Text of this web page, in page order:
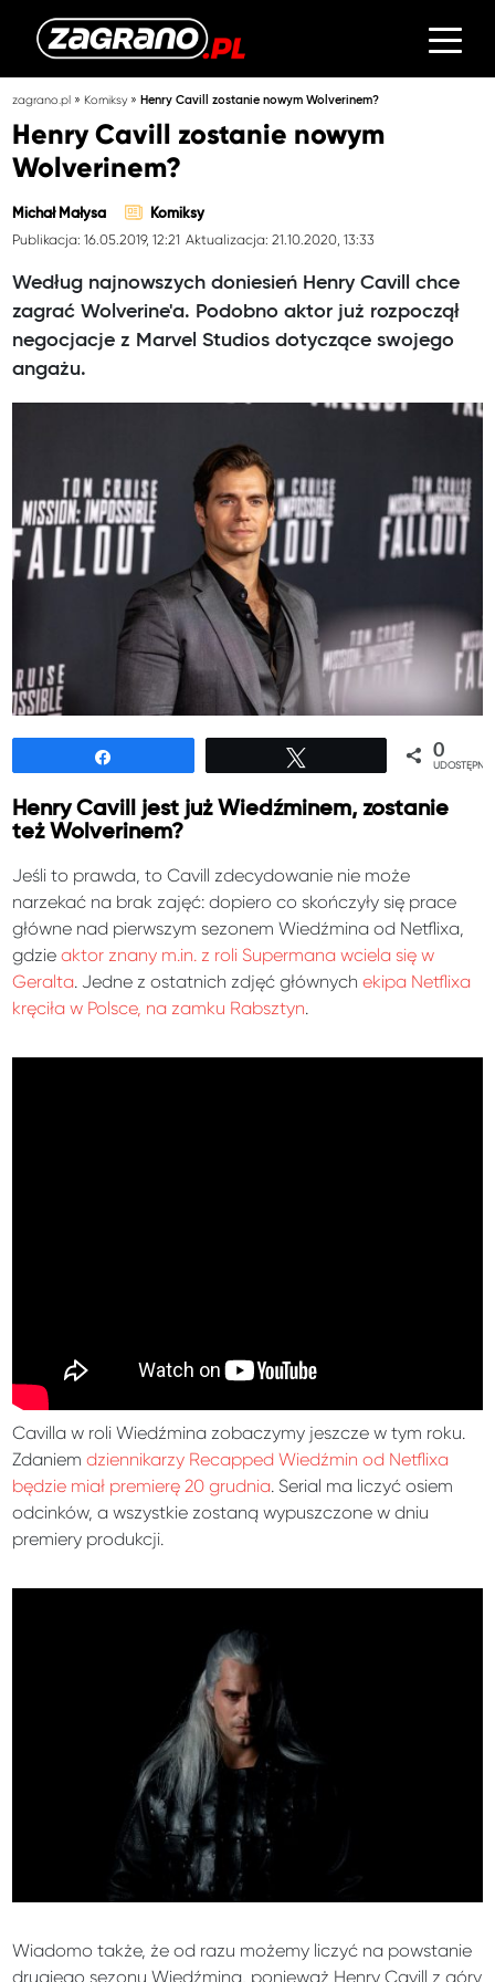
zagrano.pl » Komiksy»Henry Cavill zostanie nowym Wolverinem?
Henry Cavill zostanie nowym
Wolverinem?
Michał Małysa Komiksy
Publikacja: 16.05.2019, 12:21 Aktualizacja: 21.10.2020, 13:33
Według najnowszych doniesień Henry Cavill chce
zagrać Wolverine'a. Podobno aktor już rozpoczął
negocjacje z Marvel Studios dotyczące swojego
angażu.
0
Henry Cavill jest już Wiedźminem, zostanie
też Wolverinem?
Jeśli to prawda, to Cavill zdecydowanie nie może
narzekać na brak zajęć: dopiero co skończyły się prace
główne nad pierwszym sezonem Wiedźmina od Netflixa,
gdzieaktor znany m.in. z roli Supermana wciela się w
Geralta. Jedne z ostatnich zdjęć głównychekipa Netflixa
kręciła w Polsce, na zamku Rabsztyn.
Cavilla w roli Wiedźmina zobaczymy jeszcze w tym roku.
Zdaniemdziennikarzy Recapped Wiedźmin od Netflixa
będzie miał premierę 20 grudnia. Serial ma liczyć osiem
odcinków, a wszystkie zostaną wypuszczone w dniu
premiery produkcji.
Wiadomo także, że od razu możemy liczyć na powstanie
drugiego sezonu Wiedźmina, ponieważ Henry Cavill z góry